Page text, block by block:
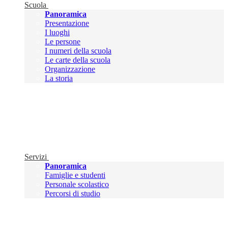
Scuola
Panoramica
Presentazione
I luoghi
Le persone
I numeri della scuola
Le carte della scuola
Organizzazione
La storia
Servizi
Panoramica
Famiglie e studenti
Personale scolastico
Percorsi di studio